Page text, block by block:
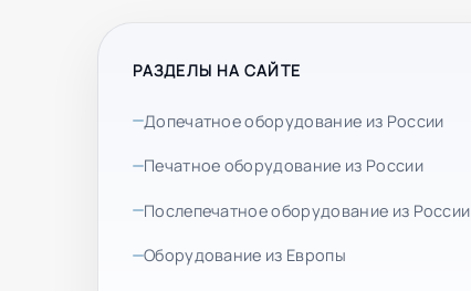
РАЗДЕЛЫ НА САЙТЕ
Допечатное оборудование из России
Печатное оборудование из России
Послепечатное оборудование из России
Оборудование из Европы